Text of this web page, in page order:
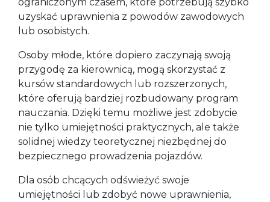
uzyskać uprawnienia z powodów zawodowych
lub osobistych.
Osoby młode, które dopiero zaczynają swoją
przygodę za kierownicą, mogą skorzystać z
kursów standardowych lub rozszerzonych,
które oferują bardziej rozbudowany program
nauczania. Dzięki temu możliwe jest zdobycie
nie tylko umiejętności praktycznych, ale także
solidnej wiedzy teoretycznej niezbędnej do
bezpiecznego prowadzenia pojazdów.
Dla osób chcących odświeżyć swoje
umiejętności lub zdobyć nowe uprawnienia,